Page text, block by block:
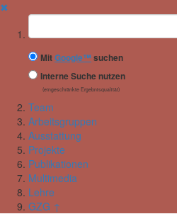
✖
Suchbegriff
MitGoogle™ suchen
Interne Suche nutzen
(eingeschränkte Ergebnisqualität)
Team
Arbeitsgruppen
Ausstattung
Projekte
Publikationen
Multimedia
Lehre
GZG ↑